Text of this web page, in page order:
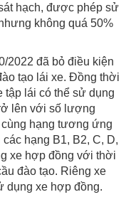
hạch, được phép sử
không quá 50%
2022 đã bỏ điều kiện
tạo lái xe. Đồng thời
tập lái có thể sử dụng
lên với số lượng
hạng tương ứng
hạng B1, B2, C, D,
xe hợp đồng với thời
đào tạo. Riêng xe
dụng xe hợp đồng.